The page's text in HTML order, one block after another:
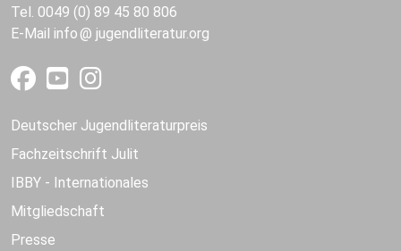
Tel. 0049 (0) 89 45 80 806
E-Mail info jugendliteratur.org
Deutscher Jugendliteraturpreis
Fachzeitschrift Julit
IBBY - Internationales
Mitgliedschaft
Presse